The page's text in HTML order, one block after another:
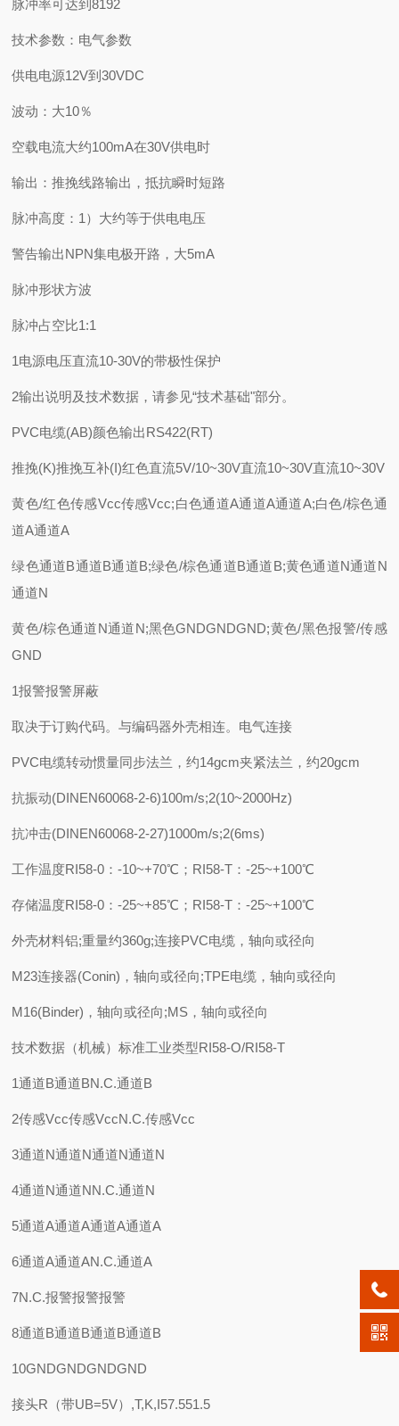
脉冲率可达到8192
技术参数：电气参数
供电电源12V到30VDC
波动：大10％
空载电流大约100mA在30V供电时
输出：推挽线路输出，抵抗瞬时短路
脉冲高度：1）大约等于供电电压
警告输出NPN集电极开路，大5mA
脉冲形状方波
脉冲占空比1:1
1电源电压直流10-30V的带极性保护
2输出说明及技术数据，请参见“技术基础"部分。
PVC电缆(AB)颜色输出RS422(RT)
推挽(K)推挽互补(I)红色直流5V/10~30V直流10~30V直流10~30V
黄色/红色传感Vcc传感Vcc;白色通道A通道A通道A;白色/棕色通
道A通道A
绿色通道B通道B通道B;绿色/棕色通道B通道B;黄色通道N通道N
通道N
黄色/棕色通道N通道N;黑色GNDGNDGND;黄色/黑色报警/传感
GND
1报警报警屏蔽
取决于订购代码。与编码器外壳相连。电气连接
PVC电缆转动惯量同步法兰，约14gcm夹紧法兰，约20gcm
抗振动(DINEN60068-2-6)100m/s;2(10~2000Hz)
抗冲击(DINEN60068-2-27)1000m/s;2(6ms)
工作温度RI58-0：-10~+70℃；RI58-T：-25~+100℃
存储温度RI58-0：-25~+85℃；RI58-T：-25~+100℃
外壳材料铝;重量约360g;连接PVC电缆，轴向或径向
M23连接器(Conin)，轴向或径向;TPE电缆，轴向或径向
M16(Binder)，轴向或径向;MS，轴向或径向
技术数据（机械）标准工业类型RI58-O/RI58-T
1通道B通道BN.C.通道B
2传感Vcc传感VccN.C.传感Vcc
3通道N通道N通道N通道N
4通道N通道NN.C.通道N
5通道A通道A通道A通道A
6通道A通道AN.C.通道A
7N.C.报警报警报警
8通道B通道B通道B通道B
10GNDGNDGNDGND
接头R（带UB=5V）,T,K,I57.551.5